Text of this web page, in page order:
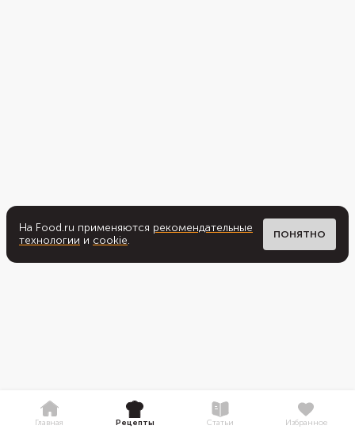
На Food.ru применяются рекомендательные
технологии и cookie. ПОНЯТНО
Главная Рецепты Статьи Избранное